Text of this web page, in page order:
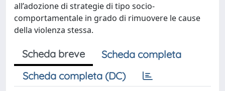
all’adozione di strategie di tipo socio-
comportamentale in grado di rimuovere le cause
della violenza stessa.
Scheda breve
Scheda completa
Scheda completa (DC)